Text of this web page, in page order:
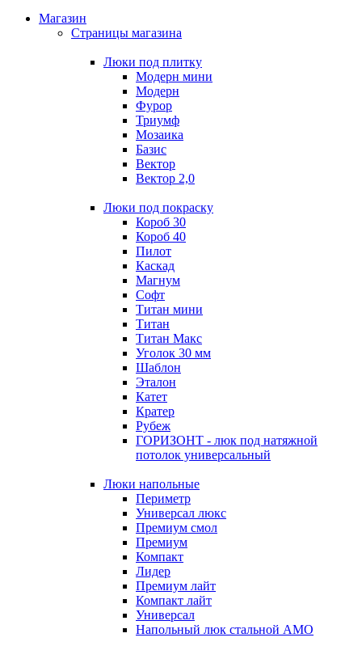
Магазин
Страницы магазина
Люки под плитку
Модерн мини
Модерн
Фурор
Триумф
Мозаика
Базис
Вектор
Вектор 2,0
Люки под покраску
Короб 30
Короб 40
Пилот
Каскад
Магнум
Софт
Титан мини
Титан
Титан Макс
Уголок 30 мм
Шаблон
Эталон
Катет
Кратер
Рубеж
ГОРИЗОНТ - люк под натяжной
потолок универсальный
Люки напольные
Периметр
Универсал люкс
Премиум смол
Премиум
Компакт
Лидер
Премиум лайт
Компакт лайт
Универсал
Напольный люк стальной АМО